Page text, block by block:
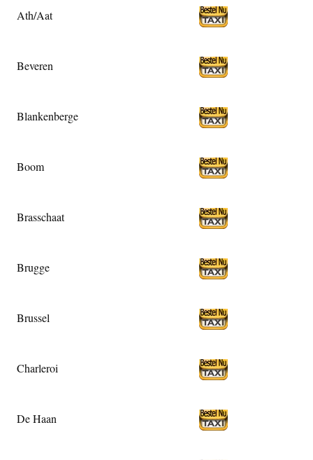
Ath/Aat
Beveren
Blankenberge
Boom
Brasschaat
Brugge
Brussel
Charleroi
De Haan